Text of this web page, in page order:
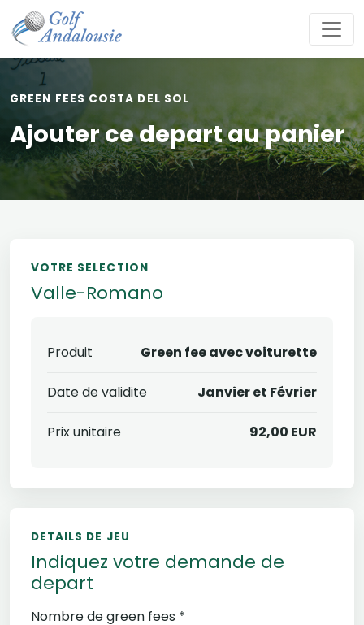
GREEN FEES COSTA DEL SOL
Ajouter ce depart au panier
VOTRE SELECTION
Valle-Romano
Produit Green fee avec voiturette
Date de validite Janvier et Février
Prix unitaire 92,00 EUR
DETAILS DE JEU
Indiquez votre demande de
depart
Nombre de green fees *